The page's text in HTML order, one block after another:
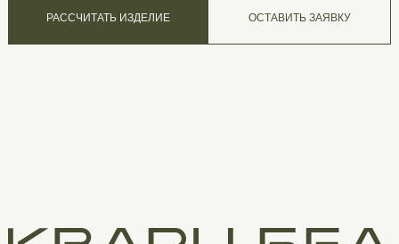
ОСТАВИТЬ ЗАЯВКУ
РАССЧИТАТЬ ИЗДЕЛИЕ